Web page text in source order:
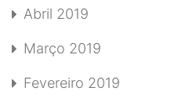
Abril 2019
Março 2019
Fevereiro 2019